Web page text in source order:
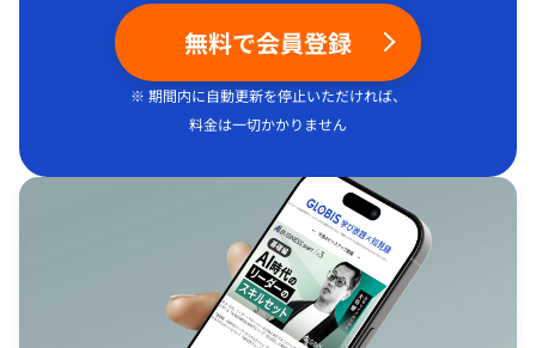
無料で会員登録
※ 期間内に自動更新を停止いただければ、
料金は一切かかりません